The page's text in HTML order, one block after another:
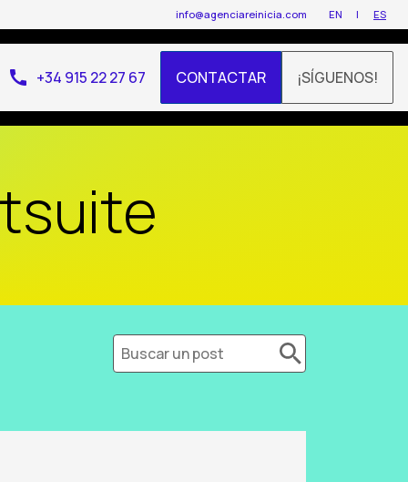
info@agenciareinicia.com EN ES
call +34 915 22 27 67 CONTACTAR ¡SÍGUENOS!